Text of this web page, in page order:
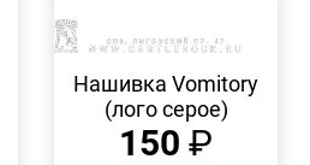
ПРОСМОТР
Нашивка Vomitory
(лого серое)
150 ₽